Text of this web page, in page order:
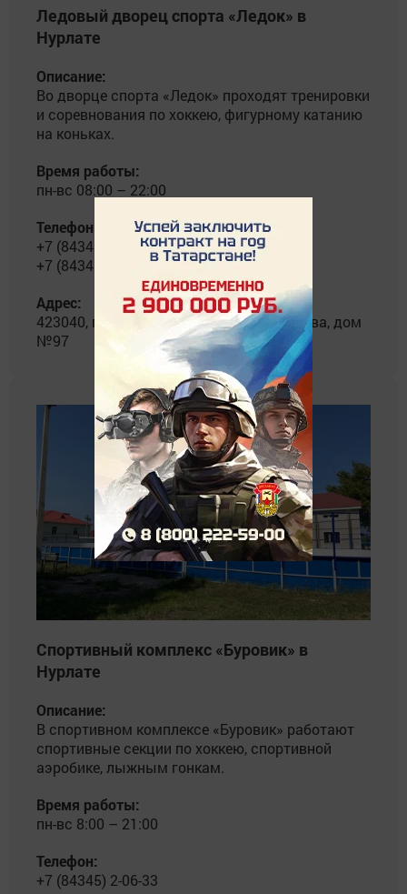
Ледовый дворец спорта «Ледок» в
Нурлате
Описание:
Во дворце спорта «Ледок» проходят тренировки
и соревнования по хоккею, фигурному катанию
на коньках.
Время работы:
пн-вс 08:00 – 22:00
Телефоны:
+7 (84345) 2-21-61
+7 (84345) 2-92-74 (факс)
Адрес:
423040, город Нурлат, улица Гиматдинова, дом
№97
Спортивный комплекс «Буровик» в
Нурлате
Описание:
В спортивном комплексе «Буровик» работают
спортивные секции по хоккею, спортивной
аэробике, лыжным гонкам.
Время работы:
пн-вс 8:00 – 21:00
Телефон:
+7 (84345) 2-06-33